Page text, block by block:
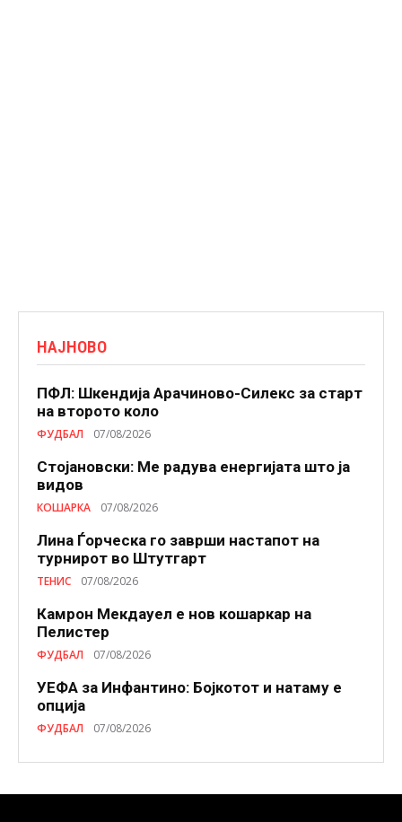
НАЈНОВО
ПФЛ: Шкендија Арачиново-Силекс за старт
на второто коло
ФУДБАЛ 07/08/2026
Стојановски: Ме радува енергијата што ја
видов
КОШАРКА 07/08/2026
Лина Ѓорческа го заврши настапот на
турнирот во Штутгарт
ТЕНИС 07/08/2026
Камрон Мекдауел е нов кошаркар на
Пелистер
ФУДБАЛ 07/08/2026
УЕФА за Инфантино: Бојкотот и натаму е
опција
ФУДБАЛ 07/08/2026